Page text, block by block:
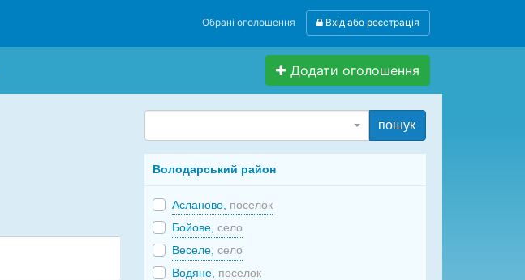
Обрані оголошення Вхід або реєстрація
Додати оголошення
пошук
Володарський район
Асланове, поселок
Бойове,село
Веселе,село
Водяне, поселок